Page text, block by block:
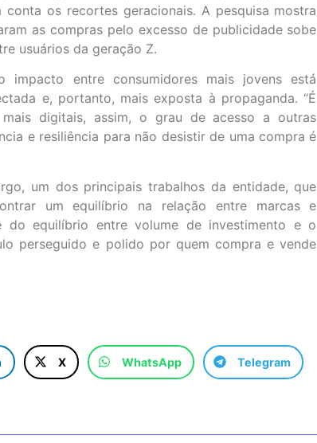
os recortes geracionais. A pesquisa mostra
as compras pelo excesso de publicidade sobe
usuários da geração Z.
entre consumidores mais jovens está
e, portanto, mais exposta à propaganda. “É
digitais, assim, o grau de acesso a outras
e resiliência para não desistir de uma compra é
um dos principais trabalhos da entidade, que
um equilíbrio na relação entre marcas e
do equilíbrio entre volume de investimento e o
perseguido e polido por quem compra e vende
X WhatsApp Telegram